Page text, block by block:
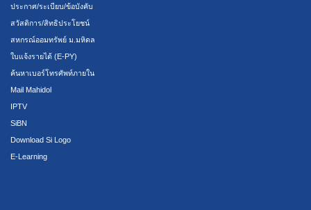
ประกาศ/ระเบียบ/ข้อบังคับ
สวัสดิการ/สิทธิประโยชน์
สหกรณ์ออมทรัพย์ ม.มหิดล
ใบแจ้งรายได้ (E-PY)
ค้นหาเบอร์โทรศัพท์ภายใน
Mail Mahidol
IPTV
SiBN
Download Si Logo
E-Learning